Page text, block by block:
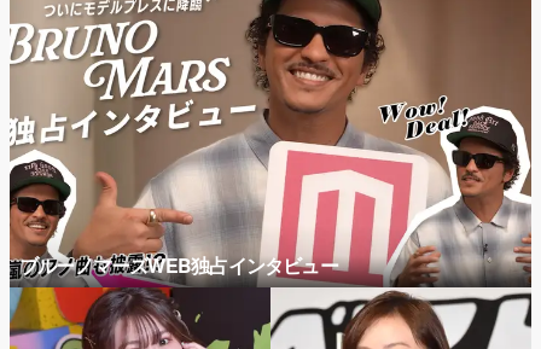
ブルーノマーズWEB独占インタビュー